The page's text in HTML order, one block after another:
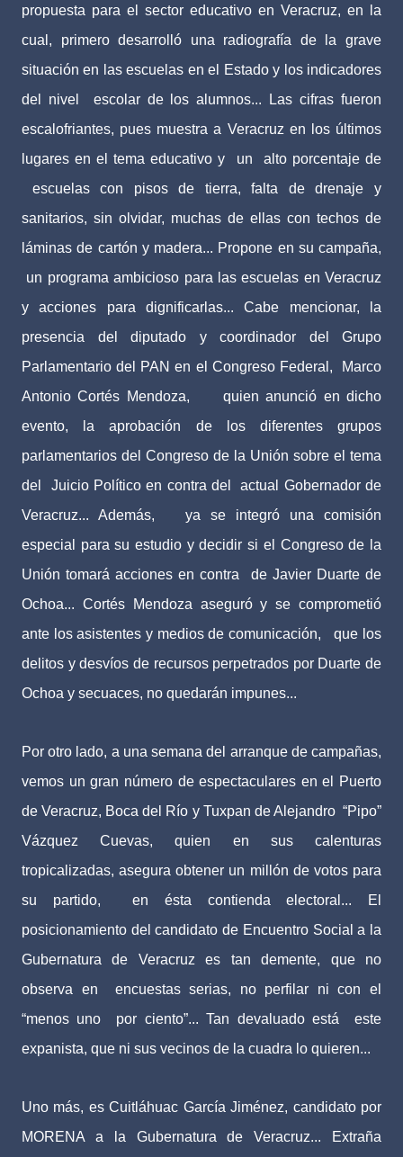
propuesta para el sector educativo en Veracruz, en la
cual, primero desarrolló una radiografía de la grave
situación en las escuelas en el Estado y los indicadores
del nivel escolar de los alumnos... Las cifras fueron
escalofriantes, pues muestra a Veracruz en los últimos
lugares en el tema educativo y un alto porcentaje de
escuelas con pisos de tierra, falta de drenaje y
sanitarios, sin olvidar, muchas de ellas con techos de
láminas de cartón y madera... Propone en su campaña,
un programa ambicioso para las escuelas en Veracruz
y acciones para dignificarlas... Cabe mencionar, la
presencia del diputado y coordinador del Grupo
Parlamentario del PAN en el Congreso Federal, Marco
Antonio Cortés Mendoza, quien anunció en dicho
evento, la aprobación de los diferentes grupos
parlamentarios del Congreso de la Unión sobre el tema
del Juicio Político en contra del actual Gobernador de
Veracruz... Además, ya se integró una comisión
especial para su estudio y decidir si el Congreso de la
Unión tomará acciones en contra de Javier Duarte de
Ochoa... Cortés Mendoza aseguró y se comprometió
ante los asistentes y medios de comunicación, que los
delitos y desvíos de recursos perpetrados por Duarte de
Ochoa y secuaces, no quedarán impunes...
Por otro lado, a una semana del arranque de campañas,
vemos un gran número de espectaculares en el Puerto
de Veracruz, Boca del Río y Tuxpan de Alejandro “Pipo”
Vázquez Cuevas, quien en sus calenturas
tropicalizadas, asegura obtener un millón de votos para
su partido, en ésta contienda electoral... El
posicionamiento del candidato de Encuentro Social a la
Gubernatura de Veracruz es tan demente, que no
observa en encuestas serias, no perfilar ni con el
“menos uno por ciento”... Tan devaluado está este
expanista, que ni sus vecinos de la cuadra lo quieren...
Uno más, es Cuitláhuac García Jiménez, candidato por
MORENA a la Gubernatura de Veracruz... Extraña